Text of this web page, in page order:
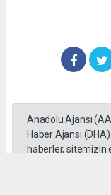
Anadolu Ajansı
Haber Ajansı
haberler, sitemizin